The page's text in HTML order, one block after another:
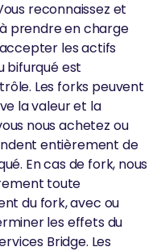
reconnaissez et
prendre en charge
les actifs
bifurqué est
Les forks peuvent
la valeur et la
nous achetez ou
entièrement de
En cas de fork, nous
toute
du fork, avec ou
les effets du
Bridge. Les